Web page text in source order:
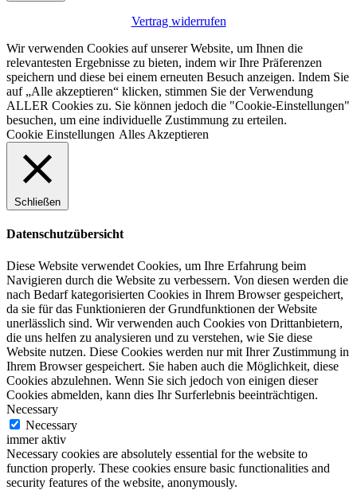
Vertrag widerrufen
Wir verwenden Cookies auf unserer Website, um Ihnen die
relevantesten Ergebnisse zu bieten, indem wir Ihre Präferenzen
speichern und diese bei einem erneuten Besuch anzeigen. Indem Sie
auf „Alle akzeptieren“ klicken, stimmen Sie der Verwendung
ALLER Cookies zu. Sie können jedoch die "Cookie-Einstellungen"
besuchen, um eine individuelle Zustimmung zu erteilen.
Cookie Einstellungen Alles Akzeptieren
Schließen
Datenschutzübersicht
Diese Website verwendet Cookies, um Ihre Erfahrung beim
Navigieren durch die Website zu verbessern. Von diesen werden die
nach Bedarf kategorisierten Cookies in Ihrem Browser gespeichert,
da sie für das Funktionieren der Grundfunktionen der Website
unerlässlich sind. Wir verwenden auch Cookies von Drittanbietern,
die uns helfen zu analysieren und zu verstehen, wie Sie diese
Website nutzen. Diese Cookies werden nur mit Ihrer Zustimmung in
Ihrem Browser gespeichert. Sie haben auch die Möglichkeit, diese
Cookies abzulehnen. Wenn Sie sich jedoch von einigen dieser
Cookies abmelden, kann dies Ihr Surferlebnis beeinträchtigen.
Necessary
Necessary
immer aktiv
Necessary cookies are absolutely essential for the website to
function properly. These cookies ensure basic functionalities and
security features of the website, anonymously.